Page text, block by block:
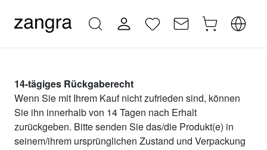
14-tägiges Rückgaberecht
Wenn Sie mit Ihrem Kauf nicht zufrieden sind, können
Sie ihn innerhalb von 14 Tagen nach Erhalt
zurückgeben. Bitte senden Sie das/die Produkt(e) in
seinem/ihrem ursprünglichen Zustand und Verpackung